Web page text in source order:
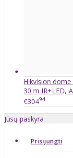
Hikvision dome
30 m IR+LED,
€30494
Jūsų paskyra
Prisijungti